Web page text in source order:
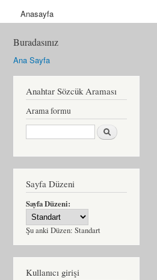
Anasayfa
Buradasınız
Ana Sayfa
Anahtar Sözcük Araması
Arama formu
Ara
Sayfa Düzeni
Sayfa Düzeni:
Şu anki Düzen: Standart
Kullanıcı girişi